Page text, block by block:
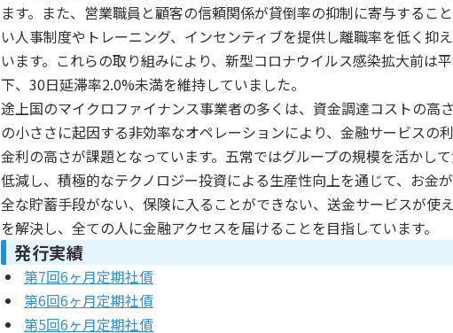
ます。また、営業職員と顧客の信頼関係が貸倒率の抑制に寄与するこ
い人事制度やトレーニング、インセンティブを提供し離職率を低く抑
います。これらの取り組みにより、新型コロナウイルス感染拡大前は
下、30日延滞率2.0%未満を維持していました。
途上国のマイクロファイナンス事業者の多くは、資金調達コストの高
の小ささに起因する非効率なオペレーションにより、金融サービスの
金利の高さが課題となっています。五常ではグループの規模を活かし
低減し、積極的なテクノロジー投資による生産性向上を通じて、お金
全な貯蓄手段がない、保険に入ることができない、送金サービスが使
を解決し、全ての人に金融アクセスを届けることを目指しています。
発行実績
第7回6ヶ月定期社債
第6回6ヶ月定期社債
第5回6ヶ月定期社債